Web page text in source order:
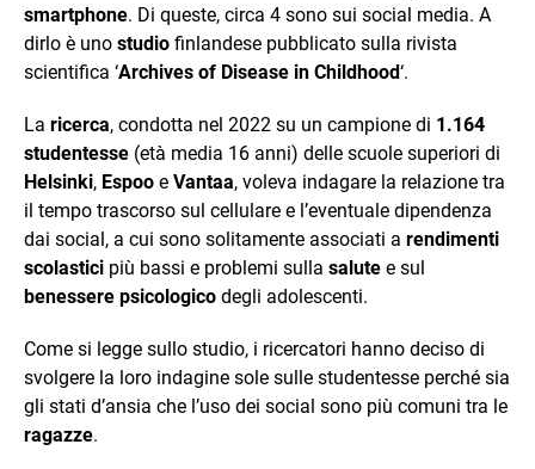
smartphone. Di queste, circa 4 sono sui social media. A
dirlo è uno studio finlandese pubblicato sulla rivista
scientifica ‘Archives of Disease in Childhood‘.
La ricerca, condotta nel 2022 su un campione di 1.164
studentesse (età media 16 anni) delle scuole superiori di
Helsinki, Espoo e Vantaa, voleva indagare la relazione tra
il tempo trascorso sul cellulare e l’eventuale dipendenza
dai social, a cui sono solitamente associati a rendimenti
scolastici più bassi e problemi sulla salute e sul
benessere psicologico degli adolescenti.
Come si legge sullo studio, i ricercatori hanno deciso di
svolgere la loro indagine sole sulle studentesse perché sia
gli stati d’ansia che l’uso dei social sono più comuni tra le
ragazze.